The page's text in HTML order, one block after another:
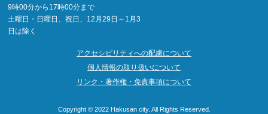
9時00分から17時00分まで
土曜日・日曜日、祝日、12月29日～1月3
日は除く
アクセシビリティへの配慮について
個人情報の取り扱いについて
リンク・著作権・免責事項について
Copyright © 2022 Hakusan city. All Rights Reserved.